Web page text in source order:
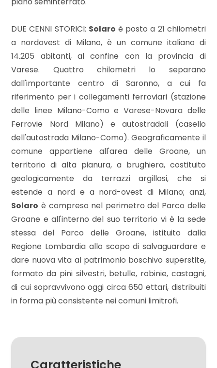
DUE CENNI STORICI: Solaro è posto a 21 chilometri
a nordovest di Milano, è un comune italiano di
14.205 abitanti, al confine con la provincia di
Varese. Quattro chilometri lo separano
dall'importante centro di Saronno, a cui fa
riferimento per i collegamenti ferroviari (stazione
delle linee Milano-Como e Varese-Novara delle
Ferrovie Nord Milano) e autostradali (casello
dell'autostrada Milano-Como). Geograficamente il
comune appartiene all'area delle Groane, un
territorio di alta pianura, a brughiera, costituito
geologicamente da terrazzi argillosi, che si
estende a nord e a nord-ovest di Milano; anzi,
Solaro è compreso nel perimetro del Parco delle
Groane e all'interno del suo territorio vi è la sede
stessa del Parco delle Groane, istituito dalla
Regione Lombardia allo scopo di salvaguardare e
dare nuova vita al patrimonio boschivo superstite,
formato da pini silvestri, betulle, robinie, castagni,
di cui sopravvivono oggi circa 650 ettari, distribuiti
in forma più consistente nei comuni limitrofi.
Bagni
minimi
Qualsiasi
1
2
3
4
5
5+
Camere
Qualsiasi